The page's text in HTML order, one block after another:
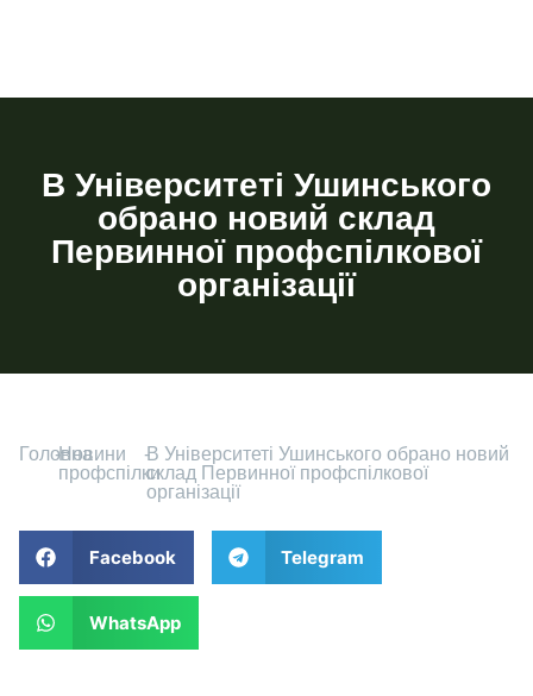
В Університеті Ушинського
обрано новий склад
Первинної профспілкової
організації
Головна
-Новини
профспілки
-В Університеті Ушинського обрано новий
склад Первинної профспілкової
організації
Facebook Telegram
WhatsApp